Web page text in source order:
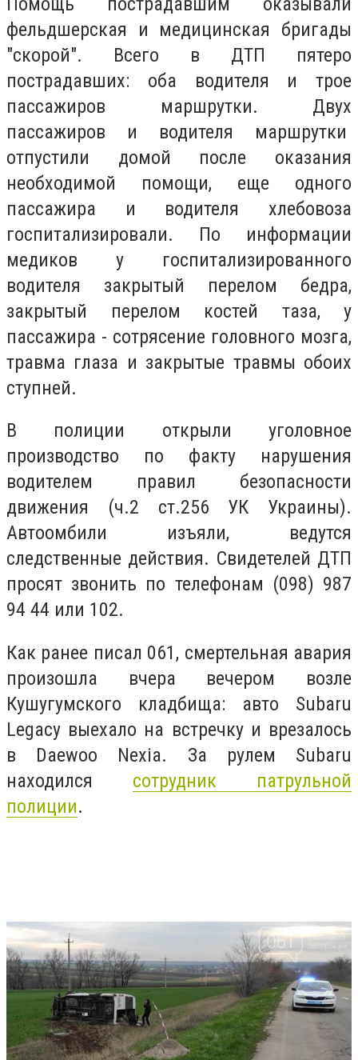
фельдшерская и медицинская бригады
"скорой". Всего в ДТП пятеро
пострадавших: оба водителя и трое
пассажиров маршрутки. Двух
пассажиров и водителя маршрутки
отпустили домой после оказания
необходимой помощи, еще одного
пассажира и водителя хлебовоза
госпитализировали. По информации
медиков у госпитализированного
водителя закрытый перелом бедра,
закрытый перелом костей таза, у
пассажира - сотрясение головного мозга,
травма глаза и закрытые травмы обоих
ступней.
В полиции открыли уголовное
производство по факту нарушения
водителем правил безопасности
движения (ч.2 ст.256 УК Украины).
Автоомбили изъяли, ведутся
следственные действия. Свидетелей ДТП
просят звонить по телефонам (098) 987
94 44 или 102.
Как ранее писал 061, смертельная авария
произошла вчера вечером возле
Кушугумского кладбища: авто Subaru
Legacy выехало на встречку и врезалось
в Daewoo Nexia. За рулем Subaru
находился сотрудник патрульной
полиции.